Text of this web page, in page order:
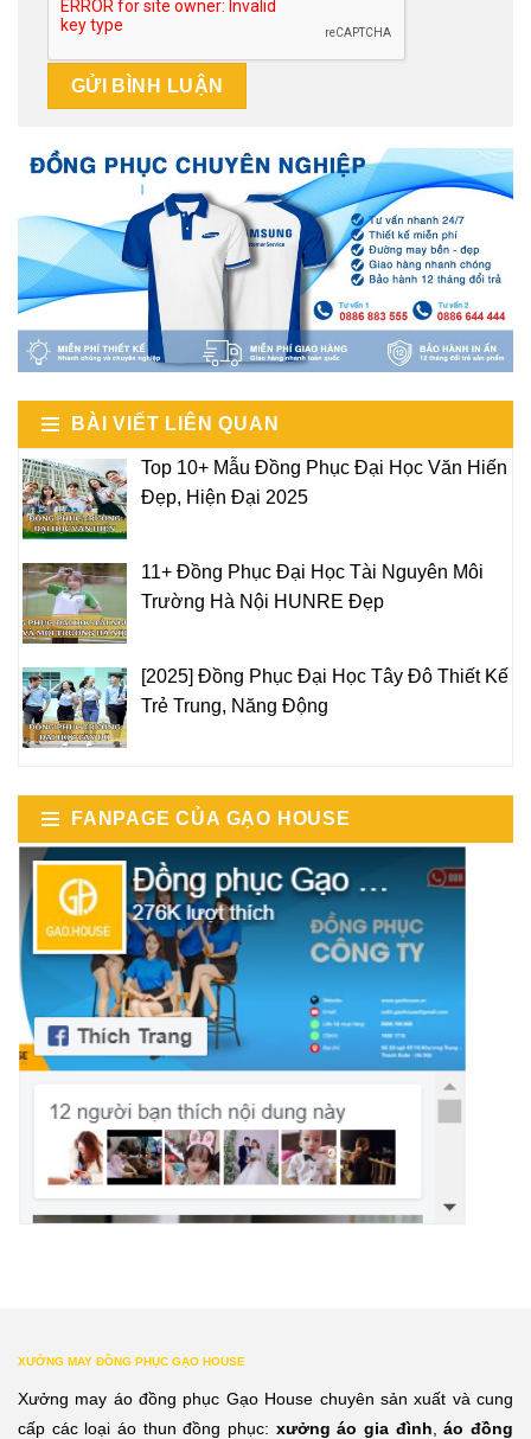
BÀI VIẾT LIÊN QUAN
Top 10+ Mẫu Đồng Phục Đại Học Văn Hiến
Đẹp, Hiện Đại 2025
11+ Đồng Phục Đại Học Tài Nguyên Môi
Trường Hà Nội HUNRE Đẹp
[2025] Đồng Phục Đại Học Tây Đô Thiết Kế
Trẻ Trung, Năng Động
FANPAGE CỦA GẠO HOUSE
XƯỞNG MAY ĐỒNG PHỤC GẠO HOUSE
Xưởng may áo đồng phục Gạo House chuyên sản xuất và cung
cấp các loại áo thun đồng phục: xưởng áo gia đình ,áo đồng